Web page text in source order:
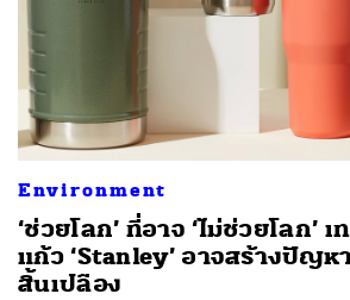
Environment
‘ช่วยโลก’ ที่อาจ ‘ไม่ช่วยโลก’
แก้ว ‘Stanley’ อาจสร้างปัญ
สิ้นเปลือง